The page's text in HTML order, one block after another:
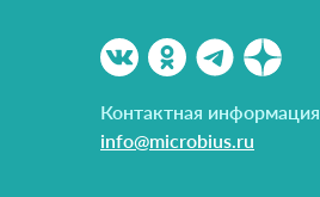
Контактная информация
info@microbius.ru